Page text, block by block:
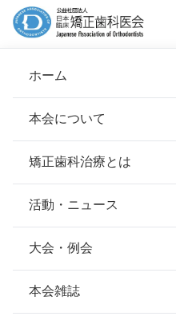
ホーム
本会について
会長挨拶
基本理念
組織について
本会の歴史
矯正歯科治療とは
安心して治療を受けて
安心できる矯正歯科治
矯正歯科治療について
活動・ニュース
大会・例会
本会雑誌
ホーム 会員医院検索
藤ケ丘矯正歯科
所在地
愛知県